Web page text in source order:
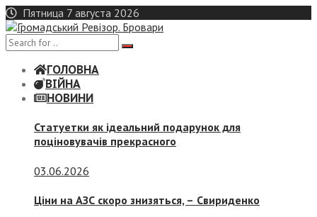
Skip
to
content
Пятница 7 августа 2026
ГОЛОВНА
ВІЙНА
НОВИНИ
Статуетки як ідеальний подарунок для
поціновувачів прекрасного
03.06.2026
Ціни на АЗС скоро знизяться, – Свириденко